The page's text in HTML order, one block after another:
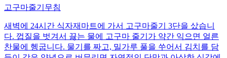
고구마줄기무침
새벽에 24시간 식자재마트에 가서 고구마줄기 3단을 샀습니
다. 껍질을 벗겨서 끓는 물에 고구마 줄기가 약간 익으면 얼른
찬물에 헹굽니다. 물기를 짜고, 밀가루 풀을 쑤어서 김치를 담